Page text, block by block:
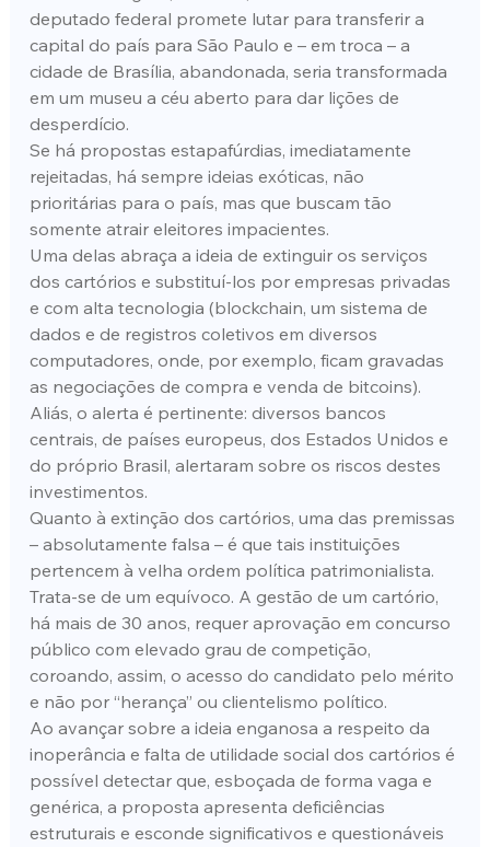
deputado federal promete lutar para transferir a
capital do país para São Paulo e – em troca – a
cidade de Brasília, abandonada, seria transformada
em um museu a céu aberto para dar lições de
desperdício.
Se há propostas estapafúrdias, imediatamente
rejeitadas, há sempre ideias exóticas, não
prioritárias para o país, mas que buscam tão
somente atrair eleitores impacientes.
Uma delas abraça a ideia de extinguir os serviços
dos cartórios e substituí-los por empresas privadas
e com alta tecnologia (blockchain, um sistema de
dados e de registros coletivos em diversos
computadores, onde, por exemplo, ficam gravadas
as negociações de compra e venda de bitcoins).
Aliás, o alerta é pertinente: diversos bancos
centrais, de países europeus, dos Estados Unidos e
do próprio Brasil, alertaram sobre os riscos destes
investimentos.
Quanto à extinção dos cartórios, uma das premissas
– absolutamente falsa – é que tais instituições
pertencem à velha ordem política patrimonialista.
Trata-se de um equívoco. A gestão de um cartório,
há mais de 30 anos, requer aprovação em concurso
público com elevado grau de competição,
coroando, assim, o acesso do candidato pelo mérito
e não por “herança” ou clientelismo político.
Ao avançar sobre a ideia enganosa a respeito da
inoperância e falta de utilidade social dos cartórios é
possível detectar que, esboçada de forma vaga e
genérica, a proposta apresenta deficiências
estruturais e esconde significativos e questionáveis